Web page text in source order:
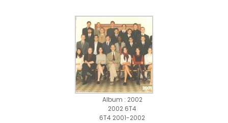
Album : 2002
2002 6T4
6T4 2001-2002